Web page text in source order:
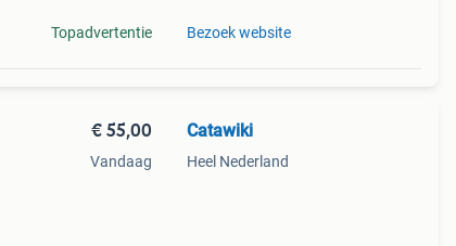
Topadvertentie Bezoek website
€ 55,00
Vandaag
Catawiki
Heel Nederland